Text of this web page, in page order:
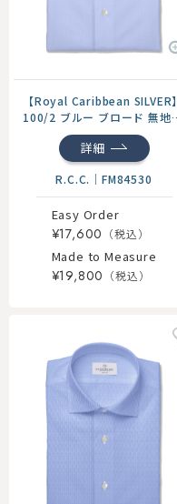
【Royal Caribbean SILVER】
100/2 ブルー ブロード 無地
ドレスシャツ
詳細
R.C.C. ｜ FM84530
Easy Order
¥17,600
Made to Measure
¥19,800